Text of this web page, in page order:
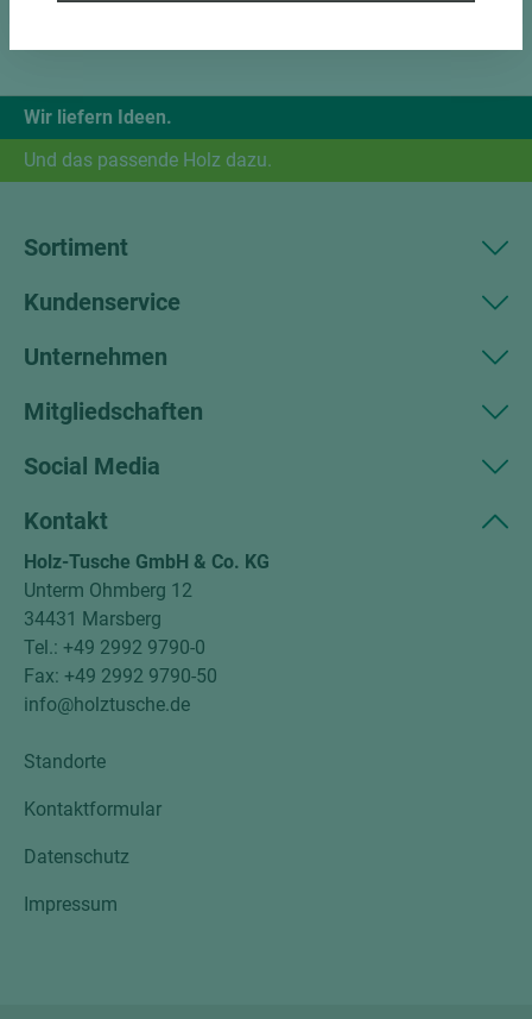
Wir liefern Ideen.
Und das passende Holz dazu.
Sortiment
Kundenservice
Unternehmen
Mitgliedschaften
Social Media
Kontakt
Holz-Tusche GmbH & Co. KG
Unterm Ohmberg 12
34431 Marsberg
Tel.: +49 2992 9790-0
Fax: +49 2992 9790-50
info@holztusche.de
Standorte
Kontaktformular
Datenschutz
Impressum